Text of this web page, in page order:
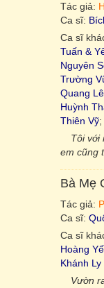
Tác giả:
Ca sĩ:
Ca sĩ
Tuấn &
Nguyên
Trường
Quang Lê
Huỳnh
Thiên Vỹ;
Tôi với
em cũng
Bà Mẹ
Tác giả:
Ca sĩ:
Ca sĩ
Hoàng
Khánh Ly
Vườn